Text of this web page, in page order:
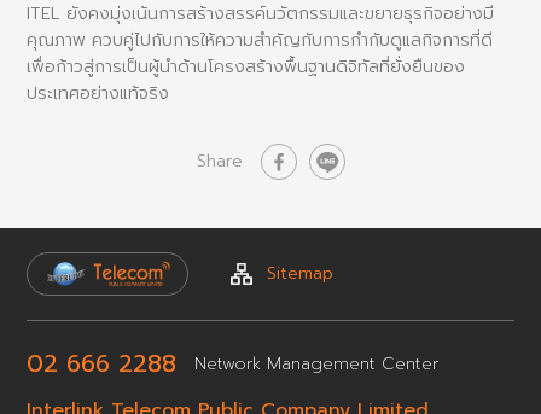
ITEL ยังคงมุ่งเน้นการสร้างสรรค์นวัตกรรมและขยายธุรกิจอย่างมี
คุณภาพ ควบคู่ไปกับการให้ความสำคัญกับการกำกับดูแลกิจการที่ดี
เพื่อก้าวสู่การเป็นผู้นำด้านโครงสร้างพื้นฐานดิจิทัลที่ยั่งยืนของ
ประเทศอย่างแท้จริง
Share
Sitemap
02 666 2288 Network Management Center